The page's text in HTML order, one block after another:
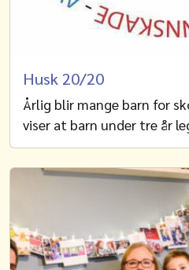
Husk 20/20
Årlig blir mange barn for
viser at barn under tre år